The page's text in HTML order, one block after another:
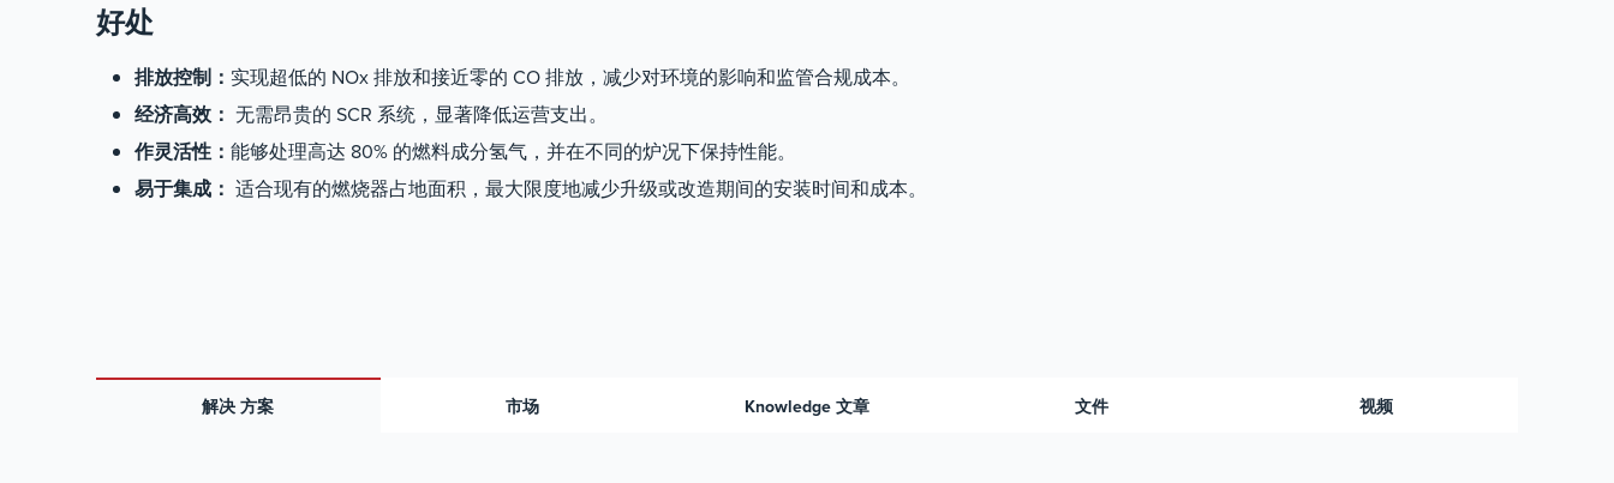
好处
排放控制： 实现超低的 NOx 排放和接近零的 CO 排放，减少对环境的影响和监管合规成本。
经济高效： 无需昂贵的 SCR 系统，显著降低运营支出。
作灵活性： 能够处理高达 80% 的燃料成分氢气，并在不同的炉况下保持性能。
易于集成： 适合现有的燃烧器占地面积，最大限度地减少升级或改造期间的安装时间和成本。
解决 方案 市场 Knowledge 文章 文件 视频